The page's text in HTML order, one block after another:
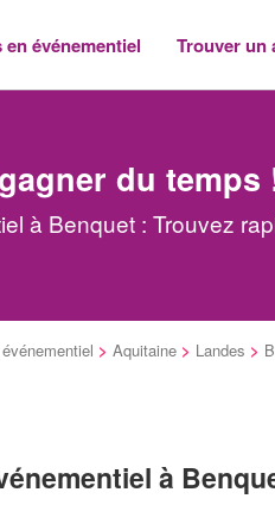
événementiel Trouver un
du temps
à Benquet : Trouvez
> Aquitaine > Landes >
à